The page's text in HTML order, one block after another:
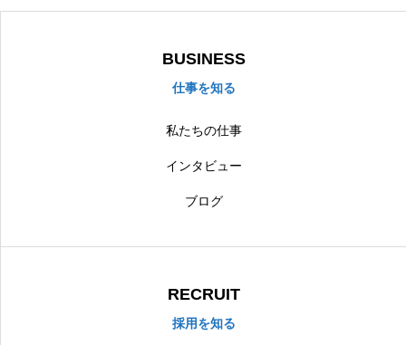
BUSINESS
仕事を知る
私たちの仕事
インタビュー
ブログ
RECRUIT
採用を知る